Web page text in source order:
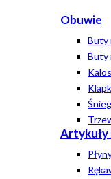
Obuwie
Buty
Buty
Artykuły